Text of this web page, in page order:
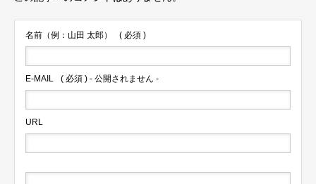
名前（例：山田 太郎） ( 必須 )
E-MAIL ( 必須 ) - 公開されません -
URL